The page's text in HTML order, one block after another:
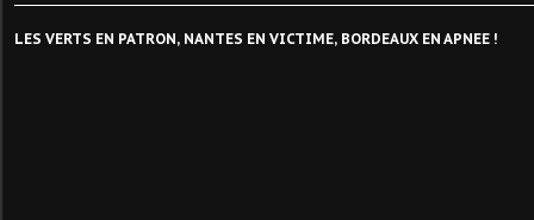
LES VERTS EN PATRON, NANTES EN VICTIME, BORDEAUX EN APNEE !